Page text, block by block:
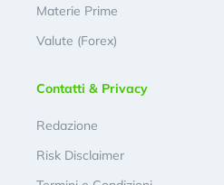
Materie Prime
Valute (Forex)
Contatti & Privacy
Redazione
Risk Disclaimer